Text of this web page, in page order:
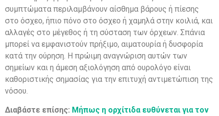
συμπτώματα περιλαμβάνουν αίσθημα βάρους ή πίεσης
στο όσχεο, ήπιο πόνο στο όσχεο ή χαμηλά στην κοιλιά, και
αλλαγές στο μέγεθος ή τη σύσταση των όρχεων. Σπάνια
μπορεί να εμφανιστούν πρήξιμο, αιματουρία ή δυσφορία
κατά την ούρηση. Η πρώιμη αναγνώριση αυτών των
σημείων και η άμεση αξιολόγηση από ουρολόγο είναι
καθοριστικής σημασίας για την επιτυχή αντιμετώπιση της
νόσου.
Διαβάστε επίσης: Μήπως η ορχίτιδα ευθύνεται για τον